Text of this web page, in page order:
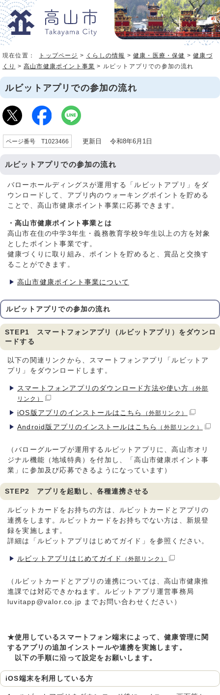
現在位置： トップページ > くらしの情報 >健康・医療・保健 >健康づ
くり
>高山市健康ポイント事業 > ルビットアプリでの参加の流れ
ルビットアプリでの参加の流れ
ページ番号 T1023466 更新日 令和8年6月1日
ルビットアプリでの参加の流れ
バローホールディングスが運用する「ルビットアプリ」をダ
ウンロードして、アプリ内のウォーキングポイントを貯める
ことで、高山市健康ポイント事業に応募できます。
・高山市健康ポイント事業とは
高山市在住の中学3年生・義務教育学校9年生以上の方を対象
としたポイント事業です。
健康づくりに取り組み、ポイントを貯めると、賞品と交換す
ることができます。
高山市健康ポイント事業について
ルビットアプリでの参加の流れ
STEP1 スマートフォンアプリ（ルビットアプリ）をダウンロ
ードする
以下の関連リンクから、スマートフォンアプリ「ルビットア
プリ」をダウンロードします。
スマートフォンアプリのダウンロード方法や使い方
（外部
リンク）
iOS版アプリのインストールはこちら （外部リンク）
Android版アプリのインストールはこちら （外部リンク）
（バローグループが運用するルビットアプリに、高山市オリ
ジナル機能（地域特典）を付加し、「高山市健康ポイント事
業」に参加及び応募できるようになっています）
STEP2 アプリを起動し、各種連携させる
ルビットカードをお持ちの方は、ルビットカードとアプリの
連携をします。ルビットカードをお持ちでない方は、新規登
録を実施します。
詳細は「ルビットアプリはじめてガイド」を参照ください。
ルビットアプリはじめてガイド （外部リンク）
（ルビットカードとアプリの連携については、高山市健康推
進課では対応できかねます。ルビットアプリ運営事務局
luvitapp@valor.co.jp までお問い合わせください）
★使用しているスマートフォン端末によって、健康管理に関
するアプリの追加インストールや連携を実施します。
以下の手順に沿って設定をお願いします。
iOS端末を利用している方